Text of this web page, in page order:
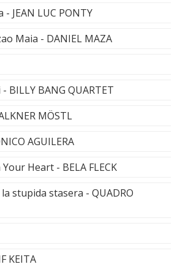
- JEAN LUC PONTY
Maia - DANIEL MAZA
BILLY BANG QUARTET
MÖSTL
AGUILERA
Heart - BELA FLECK
stupida stasera - QUADRO
KEITA